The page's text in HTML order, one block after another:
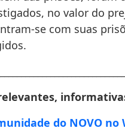
no valor do
se com suas
do NOVO no